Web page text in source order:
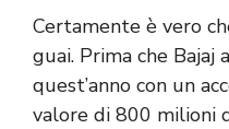
Certamente è vero
guai. Prima che Bajaj
quest’anno con un
valore di 800 milioni